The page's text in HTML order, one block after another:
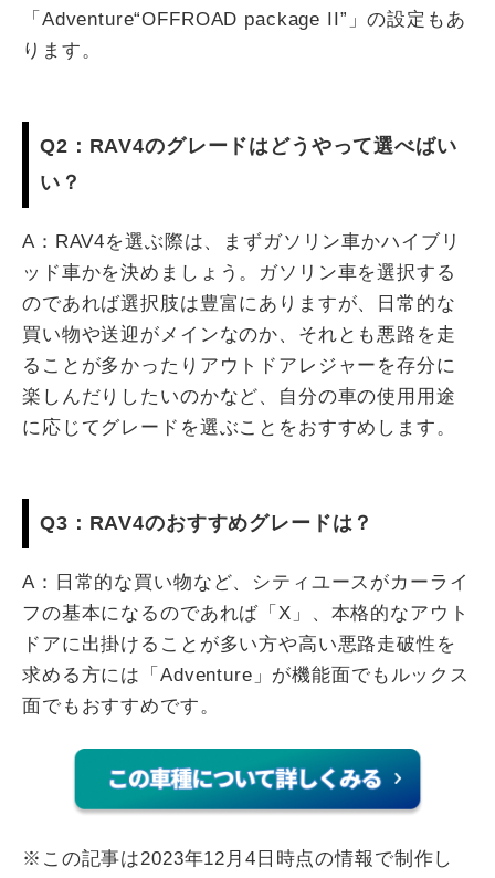
「Adventure“OFFROAD package II”」の設定もあ
ります。
Q2：RAV4のグレードはどうやって選べばい
い？
A：RAV4を選ぶ際は、まずガソリン車かハイブリ
ッド車かを決めましょう。ガソリン車を選択する
のであれば選択肢は豊富にありますが、日常的な
買い物や送迎がメインなのか、それとも悪路を走
ることが多かったりアウトドアレジャーを存分に
楽しんだりしたいのかなど、自分の車の使用用途
に応じてグレードを選ぶことをおすすめします。
Q3：RAV4のおすすめグレードは？
A：日常的な買い物など、シティユースがカーライ
フの基本になるのであれば「X」、本格的なアウト
ドアに出掛けることが多い方や高い悪路走破性を
求める方には「Adventure」が機能面でもルックス
面でもおすすめです。
※この記事は2023年12月4日時点の情報で制作し